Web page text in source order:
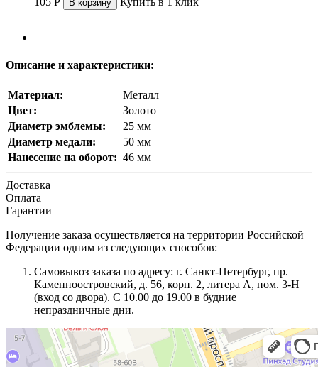
В корзину
Описание и характеристики:
Материал:
Металл
Цвет:
Золото
Диаметр эмблемы:
25 мм
Диаметр медали:
50 мм
Нанесение на оборот: 46 мм
Доставка
Оплата
Гарантии
Получение заказа осуществляется на территории Российской
Федерации одним из следующих способов:
Самовывоз заказа по адресу: г. Санкт-Петербург, пр.
Каменноостровский, д. 56, корп. 2, литера А, пом. 3-Н
(вход со двора). С 10.00 до 19.00 в будние
непраздничные дни.